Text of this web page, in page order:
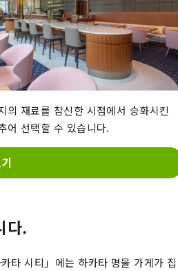
재료를 참신한 시점에서 승화시킨
어 선택할 수 있습니다.
다.
타 시티」에는 하카타 명물 가게가 집